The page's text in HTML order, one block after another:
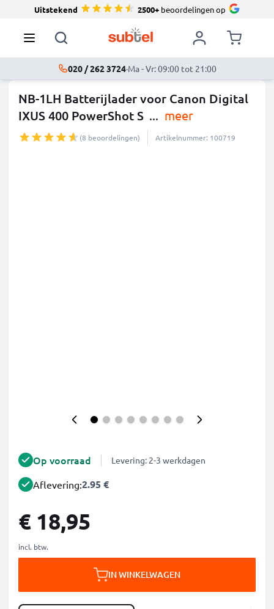
Uitstekend 2500+beoordelingen op
020 / 262 3724·Ma - Vr: 09:00 tot 21:00
NB-1LH Batterijlader voor Canon Digital
IXUS 400 PowerShot S ... meer
(8 beoordelingen) Artikelnummer: 100719
Op voorraad Levering: 2-3 werkdagen
Aflevering:2.95 €
€ 18,95
incl. btw.
IN WINKELWAGEN